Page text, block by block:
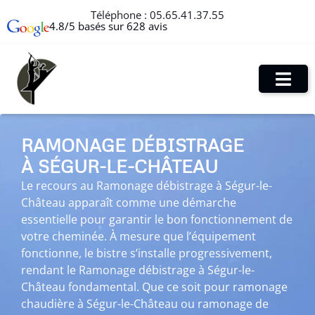
Téléphone : 05.65.41.37.55
4.8/5 basés sur 628 avis
RAMONAGE DÉBISTRAGE
À SÉGUR-LE-CHÂTEAU
Le recours au Ramonage débistrage à Ségur-le-
Château apparaît comme une démarche
essentielle pour garantir le bon fonctionnement de
votre cheminée. À mesure que l’équipement
fonctionne, le bistre s’installe progressivement,
rendant le Ramonage débistrage à Ségur-le-
Château fondamental. Que ce soit pour ramonage
chaudière à Ségur-le-Château ou ramonage de